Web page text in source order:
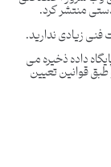
منتشر کرد.
زیادی ندارید.
داده ذخیره می
قوانین تعیین